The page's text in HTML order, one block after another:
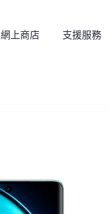
網上商店 支援服務